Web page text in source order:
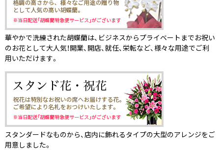
華やかで洗練された胡蝶蘭は、ビジネスからプライベートまでお祝い
のお花として大人気！開業、開店、就任、栄転など、様々な用途でご利
用いただけます。
スタンダードなものから、店内に飾れるタイプの大型のアレンジをご
用意しました。